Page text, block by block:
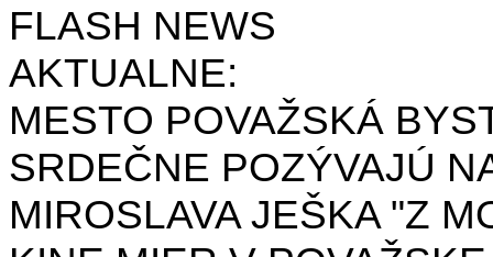
FLASH NEWS
AKTUALNE:
MESTO POVAŽSKÁ
SRDEČNE POZÝVAJÚ
MIROSLAVA JEŠKA "Z